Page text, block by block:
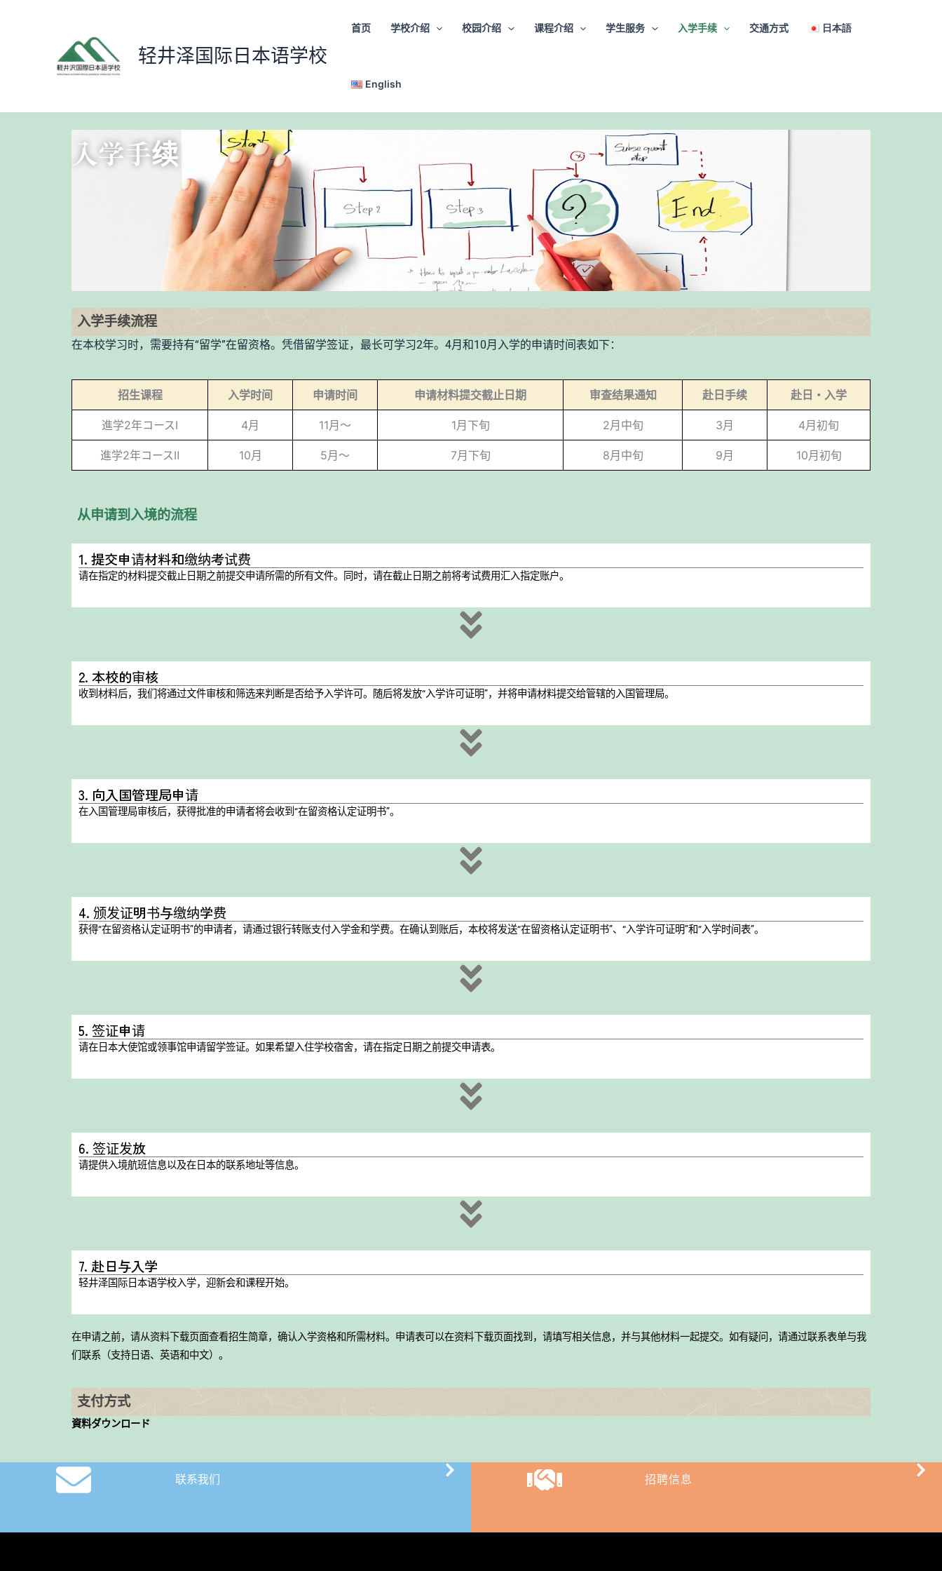
轻井泽国际日本语学校
首页 学校介绍 校园介绍 课程介绍 学生服务 入学手续 交通方式 日本語
English
入学手续
入学手续流程
在本校学习时，需要持有“留学”在留资格。凭借留学签证，最长可学习2年。4月和10月入学的申请时间表如下：
招生课程 入学时间 申请时间 申请材料提交截止日期 审查结果通知 赴日手续 赴日・入学
進学2年コースⅠ 4月 11月〜 1月下旬 2月中旬 3月 4月初旬
進学2年コースⅡ 10月 5月〜 7月下旬 8月中旬 9月 10月初旬
从申请到入境的流程
1. 提交申请材料和缴纳考试费
请在指定的材料提交截止日期之前提交申请所需的所有文件。同时，请在截止日期之前将考试费用汇入指定账户。
2. 本校的审核
收到材料后，我们将通过文件审核和筛选来判断是否给予入学许可。随后将发放“入学许可证明”，并将申请材料提交给管辖的入国管理局。
3. 向入国管理局申请
在入国管理局审核后，获得批准的申请者将会收到“在留资格认定证明书”。
4. 颁发证明书与缴纳学费
获得“在留资格认定证明书”的申请者，请通过银行转账支付入学金和学费。在确认到账后，本校将发送“在留资格认定证明书”、“入学许可证明”和“入学时间表”。
5. 签证申请
请在日本大使馆或领事馆申请留学签证。如果希望入住学校宿舍，请在指定日期之前提交申请表。
6. 签证发放
请提供入境航班信息以及在日本的联系地址等信息。
7. 赴日与入学
轻井泽国际日本语学校入学，迎新会和课程开始。
在申请之前，请从资料下载页面查看招生简章，确认入学资格和所需材料。申请表可以在资料下载页面找到，请填写相关信息，并与其他材料一起提交。如有疑问，请通过联系表单与我
们联系（支持日语、英语和中文）。
支付方式
資料ダウンロード
联系我们 招聘信息